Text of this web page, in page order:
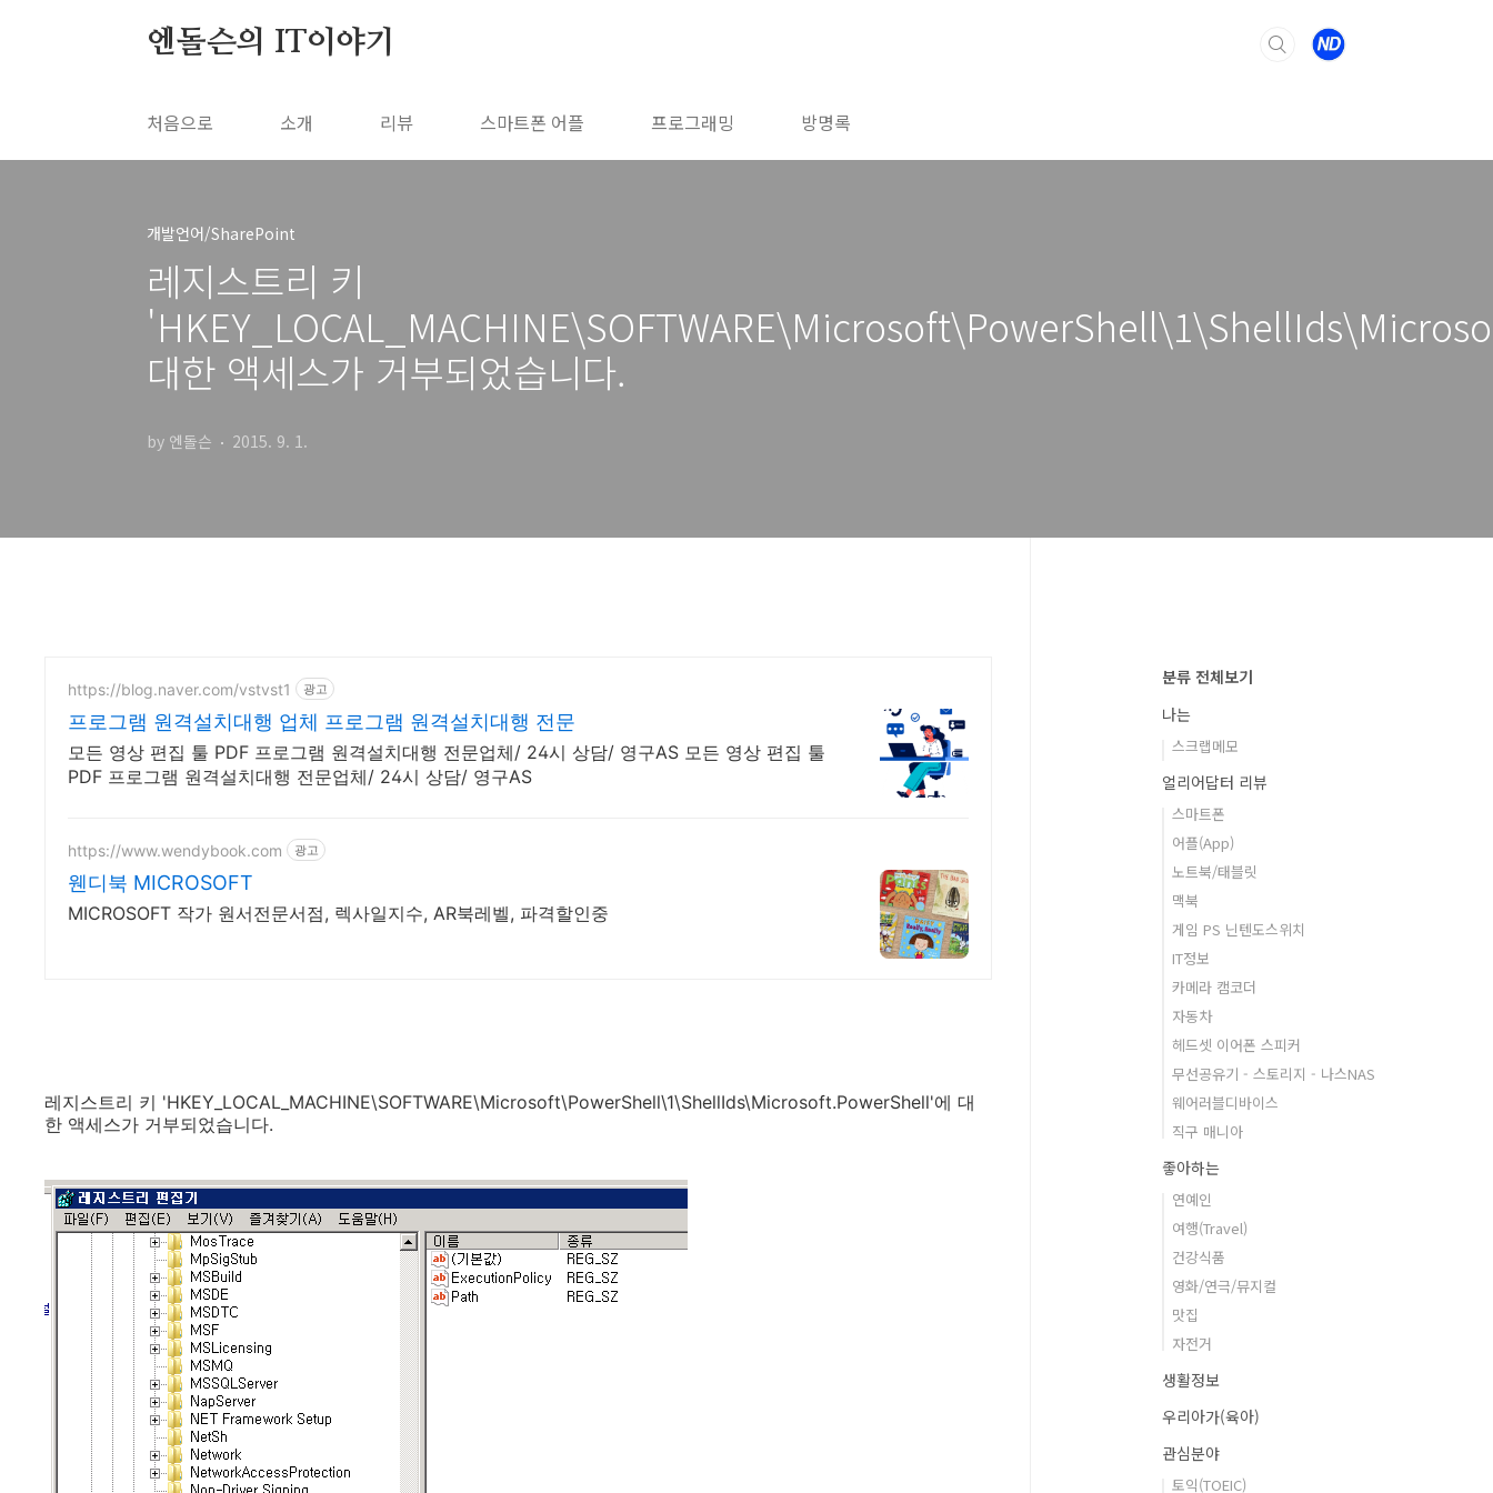
엔돌슨의 IT이야기
처음으로 소개 리뷰 스마트폰 어플 프로그래밍 방명록
개발언어/SharePoint
레지스트리 키
대한 액세스가 거부되었습니다.
by 엔돌슨 2015. 9. 1.
https://blog.naver.com/vstvst1 광고
프로그램 원격설치대행 업체 프로그램 원격설치대행 전문
모든 영상 편집 툴 PDF 프로그램 원격설치대행 전문업체/ 24시 상담/ 영구AS 모든 영상 편집 툴
PDF 프로그램 원격설치대행 전문업체/ 24시 상담/ 영구AS
https://www.wendybook.com 광고
웬디북 MICROSOFT
MICROSOFT 작가 원서전문서점, 렉사일지수, AR북레벨, 파격할인중
레지스트리 키 'HKEY_LOCAL_MACHINE\SOFTWARE\Microsoft\PowerShell\1\ShellIds\Microsoft.PowerShell'에 대
한 액세스가 거부되었습니다.
분류 전체보기
나는
스크랩메모
얼리어답터 리뷰
스마트폰
어플(App)
노트북/태블릿
맥북
게임 PS 닌텐도스위치
IT정보
카메라 캠코더
자동차
헤드셋 이어폰 스피커
무선공유기 - 스토리지 - 나스NAS
웨어러블디바이스
직구 매니아
좋아하는
연예인
여행(Travel)
건강식품
영화/연극/뮤지컬
맛집
자전거
생활정보
우리아가(육아)
관심분야
토익(TOEIC)